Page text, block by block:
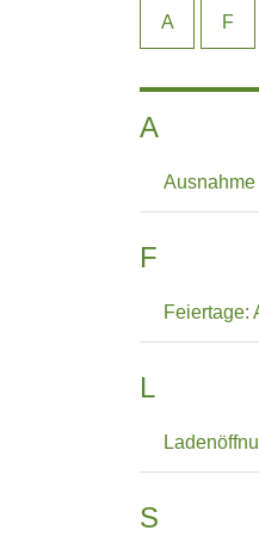
A F
A
F
Feiertage:
L
S